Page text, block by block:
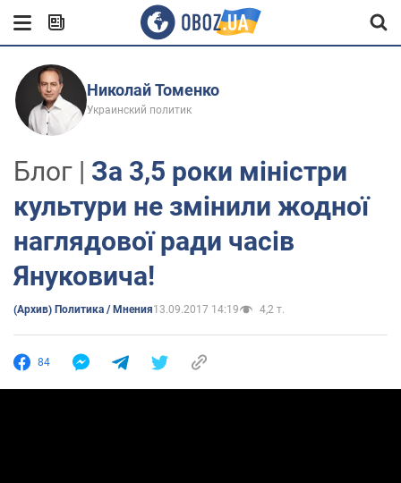
Николай Томенко
Украинский политик
Блог | За 3,5 роки міністри
культури не змінили жодної
наглядової ради часів
Януковича!
(Архив) Политика / Мнения13.09.2017 14:19 4,2 т.
84